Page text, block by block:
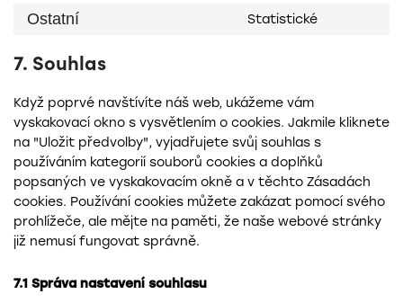
Ostatní Statistické
7. Souhlas
Když poprvé navštívíte náš web, ukážeme vám
vyskakovací okno s vysvětlením o cookies. Jakmile kliknete
na "Uložit předvolby", vyjadřujete svůj souhlas s
používáním kategorií souborů cookies a doplňků
popsaných ve vyskakovacím okně a v těchto Zásadách
cookies. Používání cookies můžete zakázat pomocí svého
prohlížeče, ale mějte na paměti, že naše webové stránky
již nemusí fungovat správně.
7.1 Správa nastavení souhlasu